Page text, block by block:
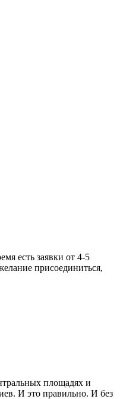
есть заявки от 4-5
присоединиться,
площадях и
И это правильно. И без